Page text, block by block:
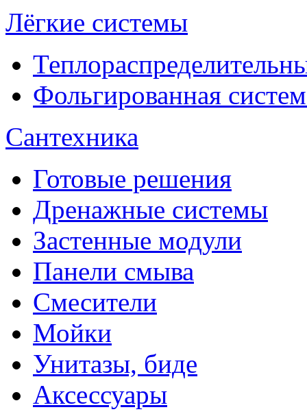
Лёгкие системы
Фольгированная
Сантехника
Готовые решения
Дренажные системы
Застенные модули
Панели смыва
Смесители
Мойки
Унитазы, биде
Аксессуары